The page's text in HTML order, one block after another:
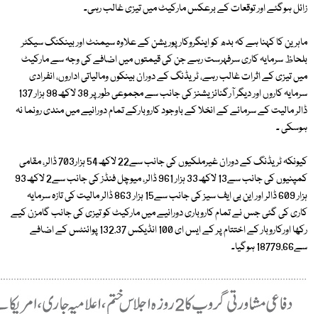
زائل ہوگئے اور توقعات کے برعکس مارکیٹ میں تیزی غالب رہی۔
ماہرین کا کہنا ہے کہ بدھ کو اینگروکارپوریشن کے علاوہ سیمنٹ اور بینکنگ سیکٹر
بلحاظ سرمایہ کاری سرفہرست رہے جن کی قیمتوں میں اضافے کی وجہ سے مارکیٹ
میں تیزی کے اثرات غالب رہے، ٹریڈنگ کے دوران بینکوں ومالیاتی اداروں، انفرادی
سرمایہ کاروں اور دیگر آرگنائزیشنز کی جانب سے مجموعی طور پر 38 لاکھ98 ہزار 137
ڈالر مالیت کے سرمائے کے انخلا کے باوجود کاروبارکے تمام دورانیے میں مندی رونما نہ
ہوسکی ۔
کیونکہ ٹریڈنگ کے دوران غیرملکیوں کی جانب سے22 لاکھ54 ہزار703 ڈالر، مقامی
کمپنیوں کی جانب سے13 لاکھ33 ہزار 961 ڈالر، میوچل فنڈز کی جانب سے2 لاکھ93
ہزار 609 ڈالر اور این بی ایف سیز کی جانب سے15 ہزار 863 ڈالر مالیت کی تازہ سرمایہ
کاری کی گئی جس نے تمام کاروباری دورانیے میں مارکیٹ کو تیزی کی جانب گامزن کیے
رکھا اورکاروبار کے اختتام پر کے ایس ای 100 انڈیکس 132.37 پوائنٹس کے اضافے
سے18779.66 ہوگیا۔